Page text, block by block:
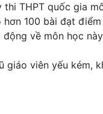
THPT quốc gia
100 bài đạt
về môn học
viên yếu kém,